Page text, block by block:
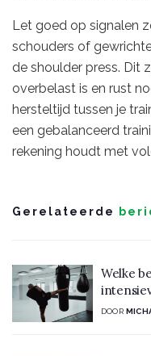
Let goed op signalen
schouders of
de shoulder press. Dit
overbelast is en rust
hersteltijd tussen je
een gebalanceerd
rekening houdt met
Gerelateerde
Welke
DOOR